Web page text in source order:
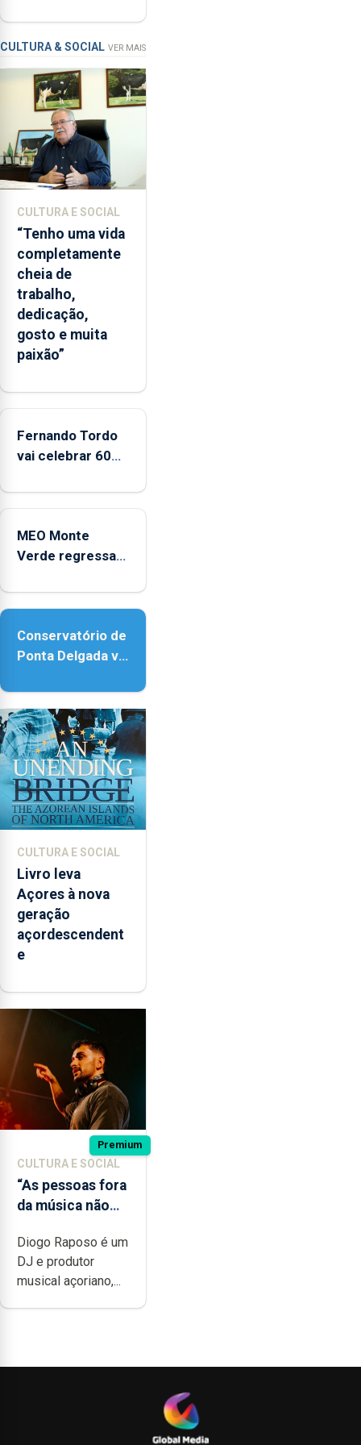
a
apanha
ilegal
lapas
2022
e
2026.
ilha
das
Flores
apresenta
um
“decréscimo
significativo”
da
entre
e
2025
novos
instrumentos
CULTURA & SOCIAL VER MAIS
CULTURA E SOCIAL
“Tenho uma vida
completamente
cheia de
trabalho,
dedicação,
gosto e muita
paixão”
Fernando Tordo
vai celebrar 60
no Coliseu
MEO Monte
Verde regressa
acessibilidade
Conservatório de
Ponta Delgada vai
novos
instrumentos
CULTURA E SOCIAL
Livro leva
Açores à nova
geração
açordescendent
e
Premium
CULTURA E SOCIAL
“As pessoas fora
da música não
quão difícil é
produzir uma
música”
Diogo Raposo é um
DJ e produtor
musical açoriano,...